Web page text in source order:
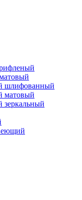
шлифованный
матовый
зеркальный